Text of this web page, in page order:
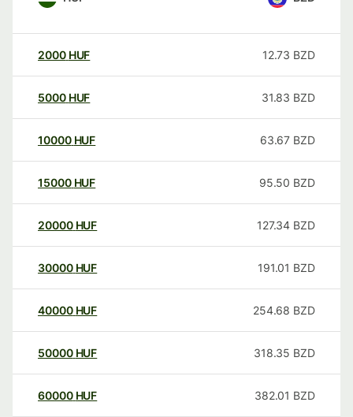
2000 HUF 12.73 BZD
5000 HUF 31.83 BZD
10000 HUF 63.67 BZD
15000 HUF 95.50 BZD
20000 HUF 127.34 BZD
30000 HUF 191.01 BZD
40000 HUF 254.68 BZD
50000 HUF 318.35 BZD
60000 HUF 382.01 BZD